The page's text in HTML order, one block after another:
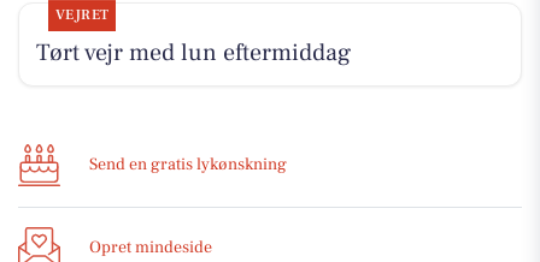
VEJRET
Tørt vejr med lun eftermiddag
Send en gratis lykønskning
Opret mindeside